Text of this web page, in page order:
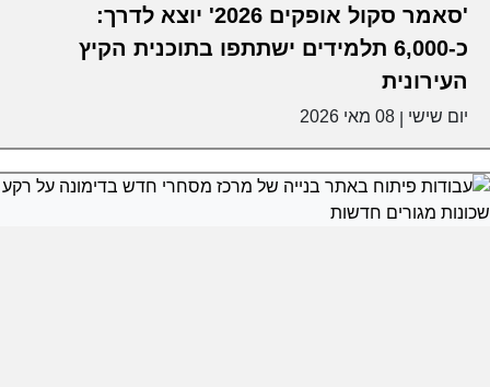
'סאמר סקול אופקים 2026' יוצא לדרך:
כ-6,000 תלמידים ישתתפו בתוכנית הקיץ
העירונית
יום שישי 08 מאי 2026